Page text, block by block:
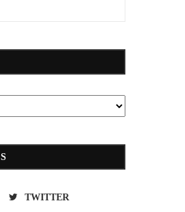
TWITTER